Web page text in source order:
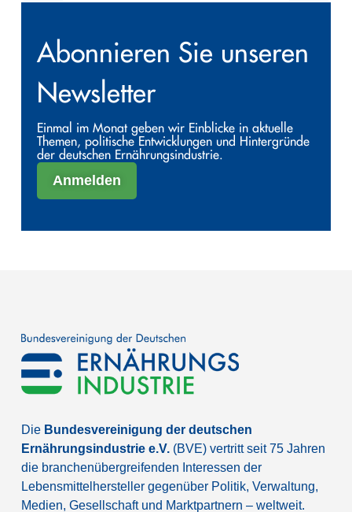
Abonnieren Sie unseren
Newsletter
Einmal im Monat geben wir Einblicke in aktuelle
Themen, politische Entwicklungen und Hintergründe
der deutschen Ernährungsindustrie.
Anmelden
Die Bundesvereinigung der deutschen
Ernährungsindustrie e.V. (BVE) vertritt seit 75 Jahren
die branchenübergreifenden Interessen der
Lebensmittelhersteller gegenüber Politik, Verwaltung,
Medien, Gesellschaft und Marktpartnern – weltweit.